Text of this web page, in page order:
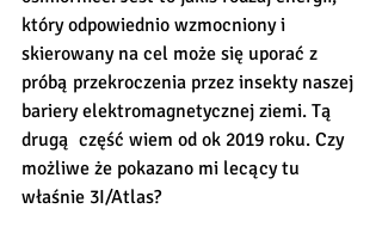
który odpowiednio wzmocniony i
skierowany na cel może się uporać z
próbą przekroczenia przez insekty naszej
bariery elektromagnetycznej ziemi. Tą
drugą  część wiem od ok 2019 roku. Czy
możliwe że pokazano mi lecący tu
właśnie 3I/Atlas?